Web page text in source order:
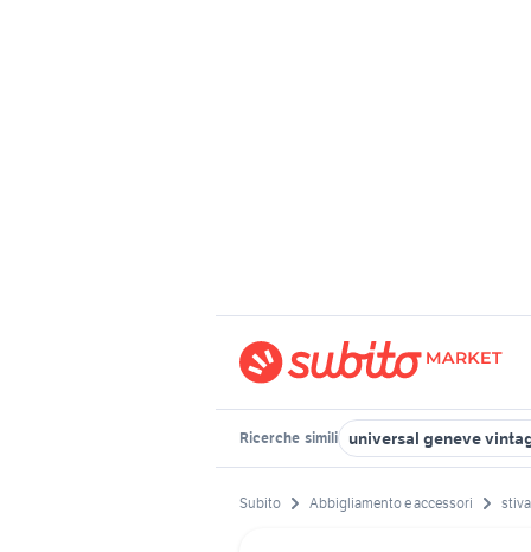
Ricerche simili universal geneve
Subito Abbigliamento e accessori